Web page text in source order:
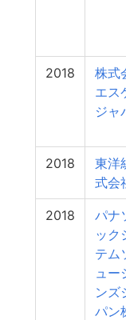
2018
株式
エス
ジャ
2018
東洋
式会
2018
パナ
ック
テム
ュー
ンズ
パン